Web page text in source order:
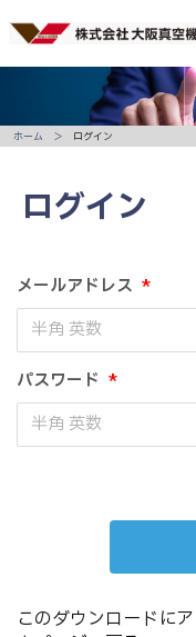
ログイン
メールアドレス *
パスワード *
このダウンロードに
ホーム ログイン